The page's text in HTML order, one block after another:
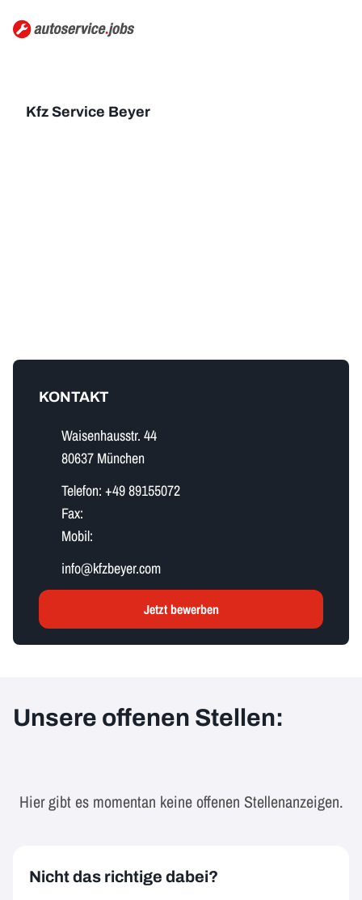
Kfz Service Beyer
KONTAKT
Waisenhausstr. 44
80637 München
Telefon: +49 89155072
Fax:
Mobil:
i​n​f​o​@kfzbeyer.com
Jetzt bewerben
Unsere offenen Stellen:
Hier gibt es momentan keine offenen Stellenanzeigen.
Nicht das richtige dabei?